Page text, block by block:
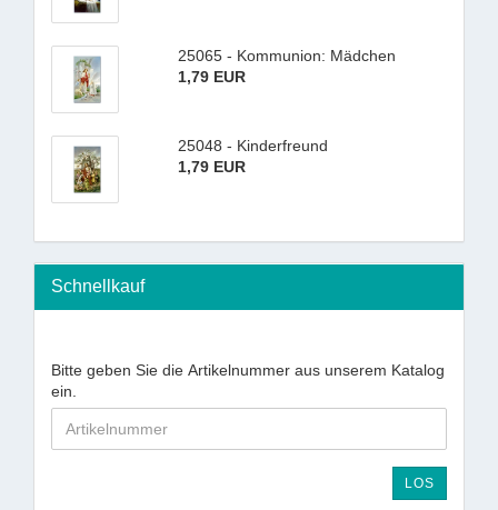
25065 - Kommunion: Mädchen
1,79 EUR
25048 - Kinderfreund
1,79 EUR
Schnellkauf
Bitte geben Sie die Artikelnummer aus unserem Katalog
ein.
LOS